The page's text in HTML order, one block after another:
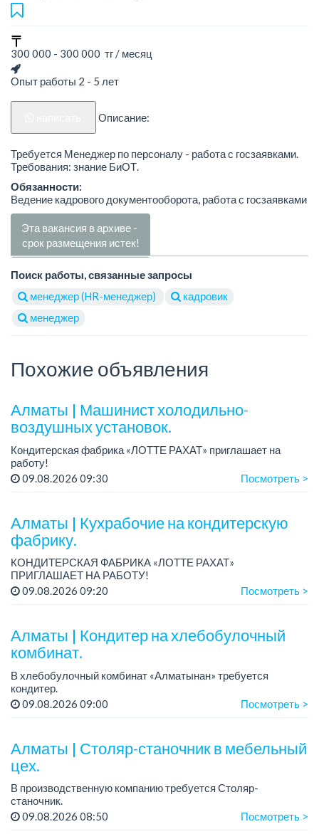
300 000 - 300 000 тг / месяц
Опыт работы 2 - 5 лет
Описание:
Требуется Менеджер по персоналу - работа с госзаявками.
Требования: знание БиОТ.
Обязанности:
Ведение кадрового документооборота, работа с госзаявками
Эта вакансия в архиве -
срок размещения истек!
Поиск работы, связанные запросы
менеджер (HR-менеджер)
кадровик
менеджер
Похожие объявления
Алматы | Машинист холодильно-
воздушных установок.
Кондитерская фабрика «ЛОТТЕ РАХАТ» приглашает на
работу!
Зарплата: от 293 099 до 390 328 тенге.
09.08.2026 09:30 Посмотреть >
Алматы | Кухрабочие на кондитерскую
фабрику.
КОНДИТЕРСКАЯ ФАБРИКА «ЛОТТЕ РАХАТ»
ПРИГЛАШАЕТ НА РАБОТУ!
Зарплата: от 120 000 до 180 000 тенге.
09.08.2026 09:20 Посмотреть >
Алматы | Кондитер на хлебобулочный
комбинат.
В хлебобулочный комбинат «Алматынан» требуется
кондитер.
Зарплата: 200 000 тенге на руки.
График работы: 4/3, с 09.00 до 18.00. Дополнительный
09.08.2026 09:00 Посмотреть >
Алматы | Столяр-станочник в мебельный
цех.
В производственную компанию требуется Столяр-
станочник.
График работы: 5/2, с 08.00 до 18.00.
09.08.2026 08:50 Посмотреть >